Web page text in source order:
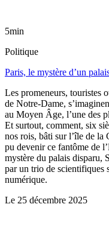
5min
Politique
Paris, le mystère d’un
Les promeneurs, touristes
de Notre-Dame,
au Moyen Âge, l’une des
Et surtout, comment, six
nos rois, bâti sur l’île de la
pu devenir ce fantôme de
mystère du palais disparu,
par un trio de scientifiques
numérique.
Le 25 décembre 2025